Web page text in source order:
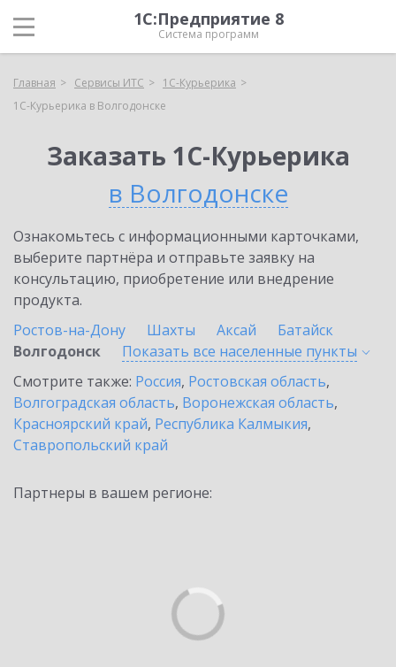
1С:Предприятие 8
Система программ
Главная Сервисы ИТС
1С-Курьерика
1С-Курьерика в Волгодонске
Заказать 1С-Курьерика
в Волгодонске
Ознакомьтесь с информационными карточками,
выберите партнёра и отправьте заявку на
консультацию, приобретение или внедрение
продукта.
Ростов-на-Дону
Шахты Аксай
Батайск
Волгодонск
Показать все населенные пункты
Смотрите также: Россия, Ростовская область,
Волгоградская область, Воронежская область,
Красноярский край, Республика Калмыкия,
Ставропольский край
Партнеры в вашем регионе: